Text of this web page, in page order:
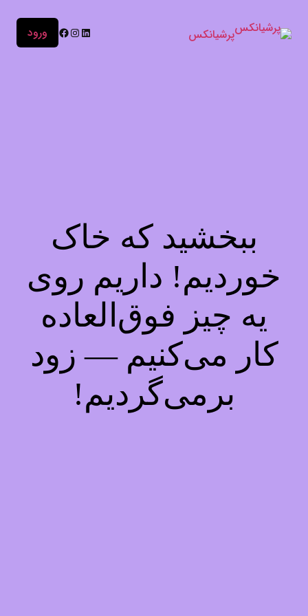
پرشیانکس ورود
ببخشید که خاک
خوردیم! داریم روی
یه چیز فوق‌العاده
کار می‌کنیم — زود
برمی‌گردیم!